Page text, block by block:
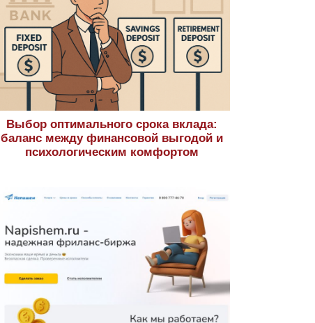
Выбор оптимального срока вклада:
баланс между финансовой выгодой и
психологическим комфортом